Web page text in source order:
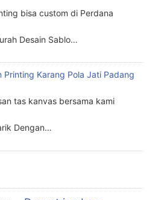
bisa custom di Perdana
Desain Sablo…
Printing Karang Pola Jati Padang
tas kanvas bersama kami
Dengan…